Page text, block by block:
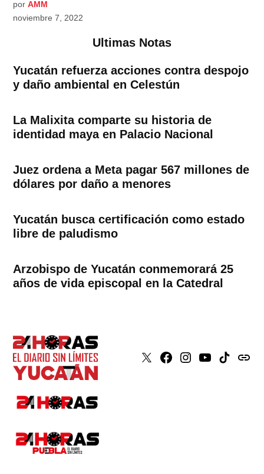
por AMM
noviembre 7, 2022
Ultimas Notas
Yucatán refuerza acciones contra despojo
y daño ambiental en Celestún
La Malixita comparte su historia de
identidad maya en Palacio Nacional
Juez ordena a Meta pagar 567 millones de
dólares por daño a menores
Yucatán busca certificación como estado
libre de paludismo
Arzobispo de Yucatán conmemorará 25
años de vida episcopal en la Catedral
X Faceboook
Instagram
YoutubeTiktokissuu